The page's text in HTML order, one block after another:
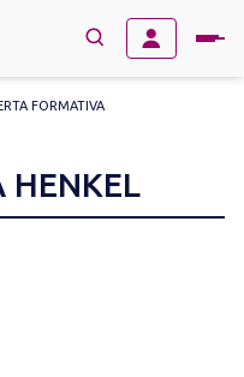
FORMATIVA
HENKEL